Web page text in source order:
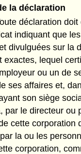
la déclaration
déclaration
indiquant que
divulguées sur la
exactes, lequel
ou un de
ses affaires et,
son siège
par le directeur ou
cette corporation
la ou les
corporation,